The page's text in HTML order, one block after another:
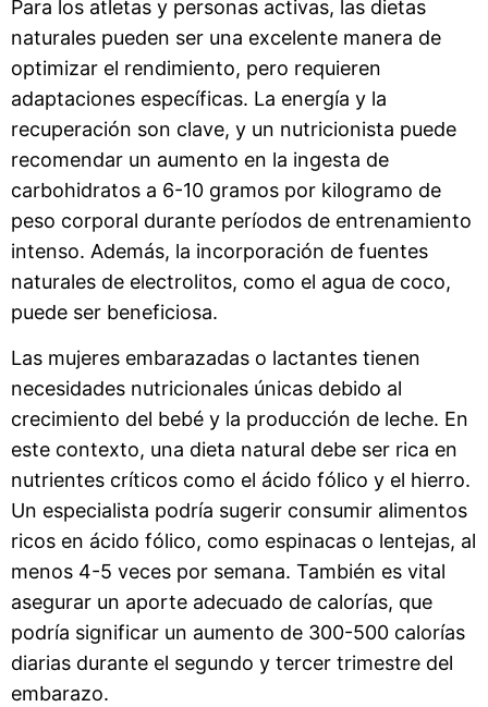
Para los atletas y personas activas, las dietas
naturales pueden ser una excelente manera de
optimizar el rendimiento, pero requieren
adaptaciones específicas. La energía y la
recuperación son clave, y un nutricionista puede
recomendar un aumento en la ingesta de
carbohidratos a 6-10 gramos por kilogramo de
peso corporal durante períodos de entrenamiento
intenso. Además, la incorporación de fuentes
naturales de electrolitos, como el agua de coco,
puede ser beneficiosa.
Las mujeres embarazadas o lactantes tienen
necesidades nutricionales únicas debido al
crecimiento del bebé y la producción de leche. En
este contexto, una dieta natural debe ser rica en
nutrientes críticos como el ácido fólico y el hierro.
Un especialista podría sugerir consumir alimentos
ricos en ácido fólico, como espinacas o lentejas, al
menos 4-5 veces por semana. También es vital
asegurar un aporte adecuado de calorías, que
podría significar un aumento de 300-500 calorías
diarias durante el segundo y tercer trimestre del
embarazo.